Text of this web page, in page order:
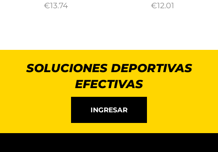
€13.74 €12.01
SOLUCIONES DEPORTIVAS
EFECTIVAS
INGRESAR